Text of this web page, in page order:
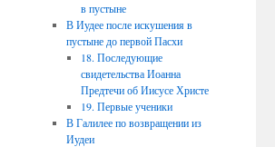
в пустыне
В Иудее после искушения в
пустыне до первой Пасхи
18. Последующие
свидетельства Иоанна
Предтечи об Иисусе Христе
19. Первые ученики
В Галилее по возвращении из
Иудеи